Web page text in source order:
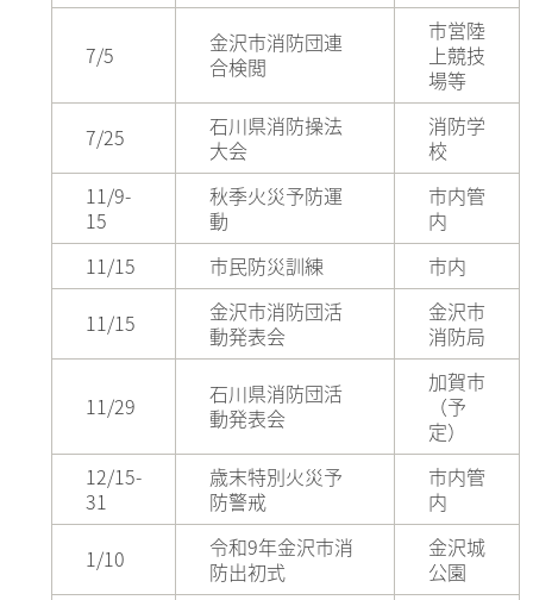
7/5
金沢市消防団連
合検閲
市営陸
上競技
場等
7/25
石川県消防操法
大会
消防学
校
11/9-
15
秋季火災予防運
動
市内管
内
11/15
市民防災訓練
市内
11/15
金沢市消防団活
動発表会
金沢市
消防局
11/29
石川県消防団活
動発表会
加賀市
（予
定）
12/15-
31
歳末特別火災予
防警戒
市内管
内
1/10
令和9年金沢市消
防出初式
金沢城
公園